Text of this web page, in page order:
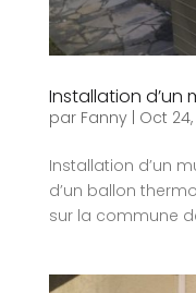
Installation d’un
par Fanny| Oct
Installation d’un
d’un ballon
sur la commune